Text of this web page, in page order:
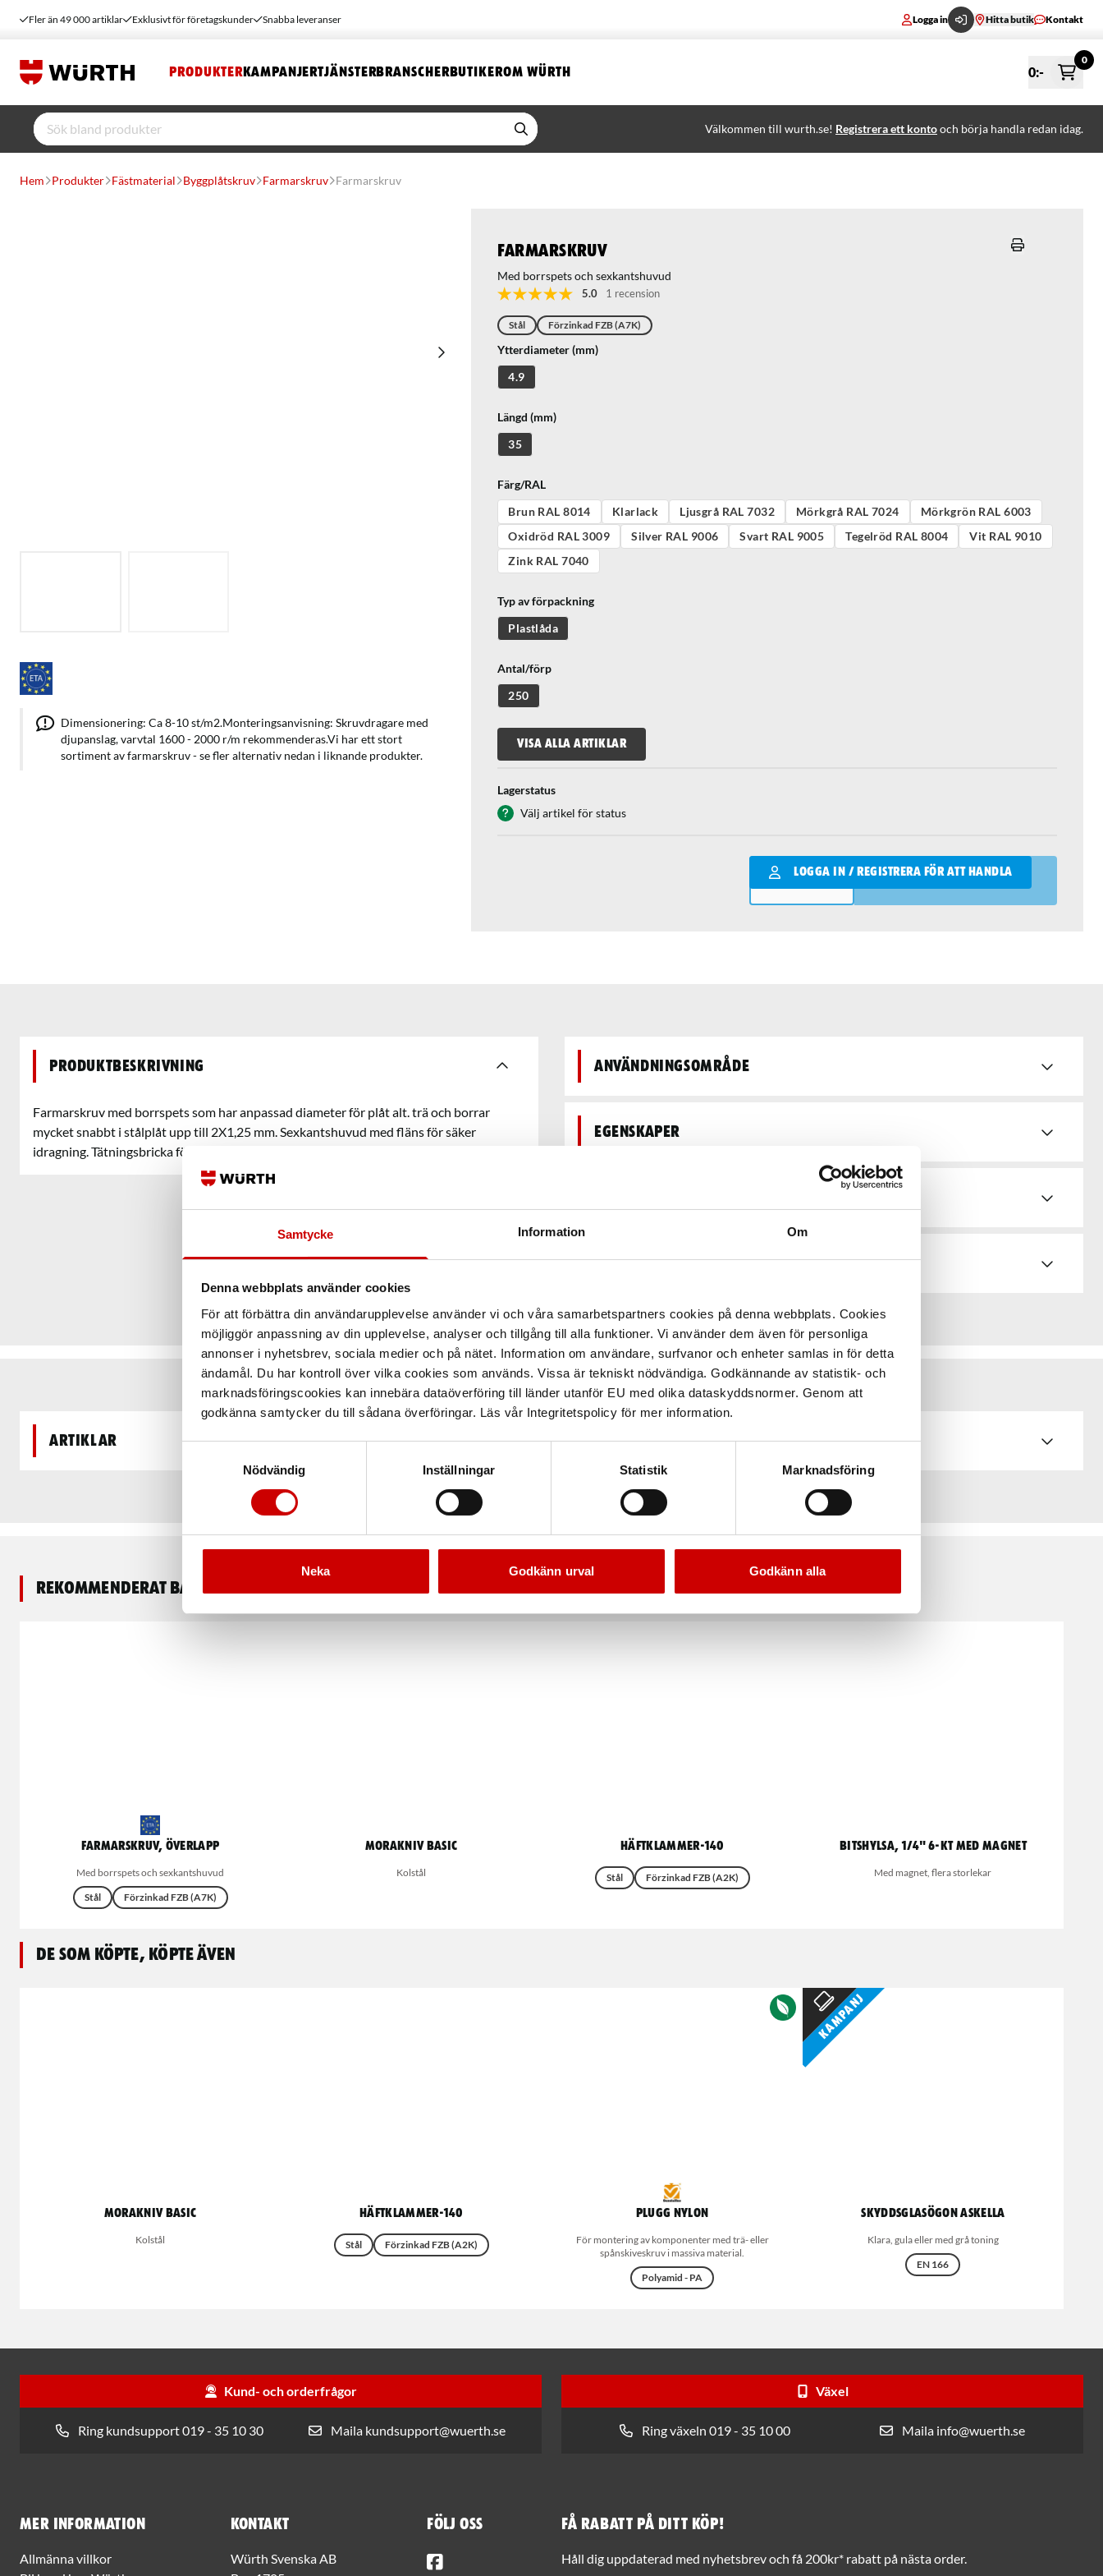
Samtycke Information Om
Denna webbplats använder cookies
För att förbättra din användarupplevelse använder vi och våra samarbetspartners cookies på denna webbplats. Cookies
möjliggör anpassning av din upplevelse, analyser och tillgång till alla funktioner. Vi använder dem även för personliga
annonser i nyhetsbrev, sociala medier och på nätet. Information om användare, surfvanor och enheter samlas in för detta
ändamål. Du har kontroll över vilka cookies som används. Vissa är tekniskt nödvändiga. Godkännande av statistik- och
marknadsföringscookies kan innebära dataöverföring till länder utanför EU med olika dataskyddsnormer. Genom att
godkänna samtycker du till sådana överföringar. Läs vår Integritetspolicy för mer information.
Nödvändig
Inställningar Statistik Marknadsföring
Neka Godkänn urval Godkänn alla
Fler än 49 000 artiklar Exklusivt för företagskunder Snabba leveranser Logga in Hitta butik Kontakt
PRODUKTER KAMPANJERTJÄNSTERBRANSCHERBUTIKEROM WÜRTH 0:-
0
Välkommen till wurth.se! Registrera ett kontooch börja handla redan idag.
Hem Produkter Fästmaterial Byggplåtskruv Farmarskruv Farmarskruv
Farmarskruv
Med borrspets och sexkantshuvud
5.0 1 recension
Stål Förzinkad FZB (A7K)
Ytterdiameter (mm)
4.9
Längd (mm)
35
Färg/RAL
Brun RAL 8014
Klarlack Ljusgrå RAL 7032 Mörkgrå RAL 7024
Mörkgrön RAL 6003
Oxidröd RAL 3009
Silver RAL 9006 Svart RAL 9005 Tegelröd RAL 8004
Vit RAL 9010
Zink RAL 7040
Typ av förpackning
Plastlåda
Antal/förp
250
VISA ALLA ARTIKLAR
Lagerstatus
Välj artikel för status
LOGGA IN / REGISTRERA FÖR ATT HANDLA
Qantity
LÄGG I VARUKORGEN
Dimensionering: Ca 8-10 st/m2.Monteringsanvisning: Skruvdragare med
djupanslag, varvtal 1600 - 2000 r/m rekommenderas.Vi har ett stort
sortiment av farmarskruv - se fler alternativ nedan i liknande produkter.
Produktbeskrivning
Farmarskruv med borrspets som har anpassad diameter för plåt alt. trä och borrar
mycket snabbt i stålplåt upp till 2X1,25 mm. Sexkantshuvud med fläns för säker
idragning. Tätningsbricka för säker tätning.
Användningsområde
Egenskaper
Recensioner
Artiklar
Rekommenderat baserat på vald produkt
Farmarskruv, överlapp
Med borrspets och sexkantshuvud
Stål
Förzinkad FZB (A7K)
Morakniv Basic
Kolstål
Häftklammer-140
Stål Förzinkad FZB (A2K)
Bitshylsa, 1/4" 6-kt med magnet
Med magnet, flera storlekar
De som köpte, köpte även
Morakniv Basic
Kolstål
Häftklammer-140
Stål Förzinkad FZB (A2K)
Plugg nylon
För montering av komponenter med trä- eller
spånskiveskruv i massiva material.
Polyamid - PA
Kampanj
Skyddsglasögon Askella
Klara, gula eller med grå toning
EN 166
Kund- och orderfrågor
Ring kundsupport 019 - 35 10 30 Maila kundsupport@wuerth.se
Växel
Ring växeln 019 - 35 10 00 Maila info@wuerth.se
Mer information
Allmänna villkor
Kontakt
Würth Svenska AB
Följ oss Få rabatt på ditt köp!
Håll dig uppdaterad med nyhetsbrev och få 200kr* rabatt på nästa order.